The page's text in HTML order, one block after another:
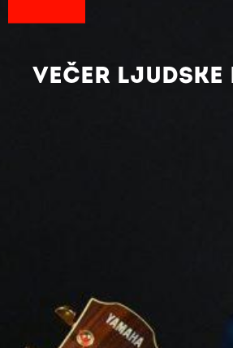
VEČER LJUDSKE